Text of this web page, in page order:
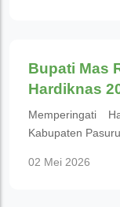
Bupati Mas
Hardiknas
Memperingati
Kabupaten
02 Mei 2026